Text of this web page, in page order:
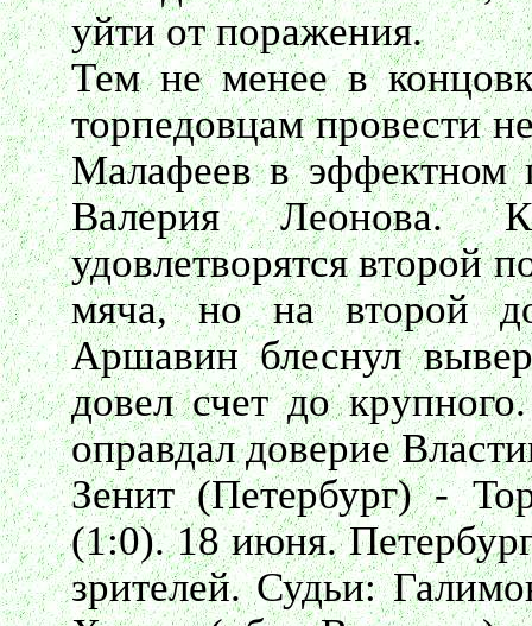
уйти от поражения.
Тем не менее в
торпедовцам провести
Малафеев в эффектном
Валерия Леонова.
удовлетворятся второй
мяча, но на второй
Аршавин блеснул
довел счет до
оправдал доверие
Зенит (Петербург) -
(1:0). 18 июня.
зрителей. Судьи: